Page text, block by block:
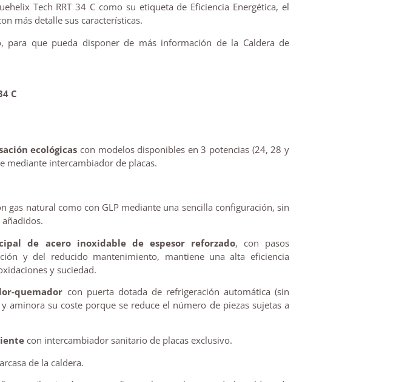
Tech RRT 34 C como su etiqueta de Eficiencia Energética, el
más detalle sus características.
para que pueda disponer de más información de la Caldera de
C
ecológicas con modelos disponibles en 3 potencias (24, 28 y
mediante intercambiador de placas.
gas natural como con GLP mediante una sencilla configuración, sin
de acero inoxidable de espesor reforzado, con pasos
y del reducido mantenimiento, mantiene una alta eficiencia
y suciedad.
quemador con puerta dotada de refrigeración automática (sin
aminora su coste porque se reduce el número de piezas sujetas a
con intercambiador sanitario de placas exclusivo.
de la caldera.